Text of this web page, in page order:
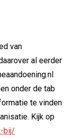
van
al eerder
onder de tab
te vinden
Kijk op
bij/